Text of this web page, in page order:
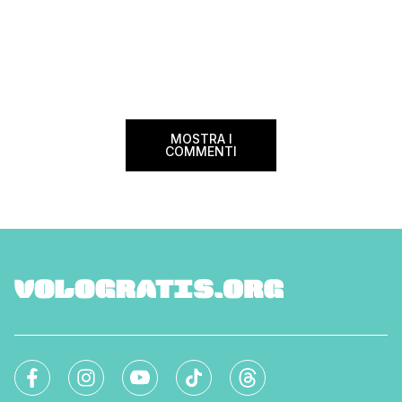
MOSTRA I
COMMENTI